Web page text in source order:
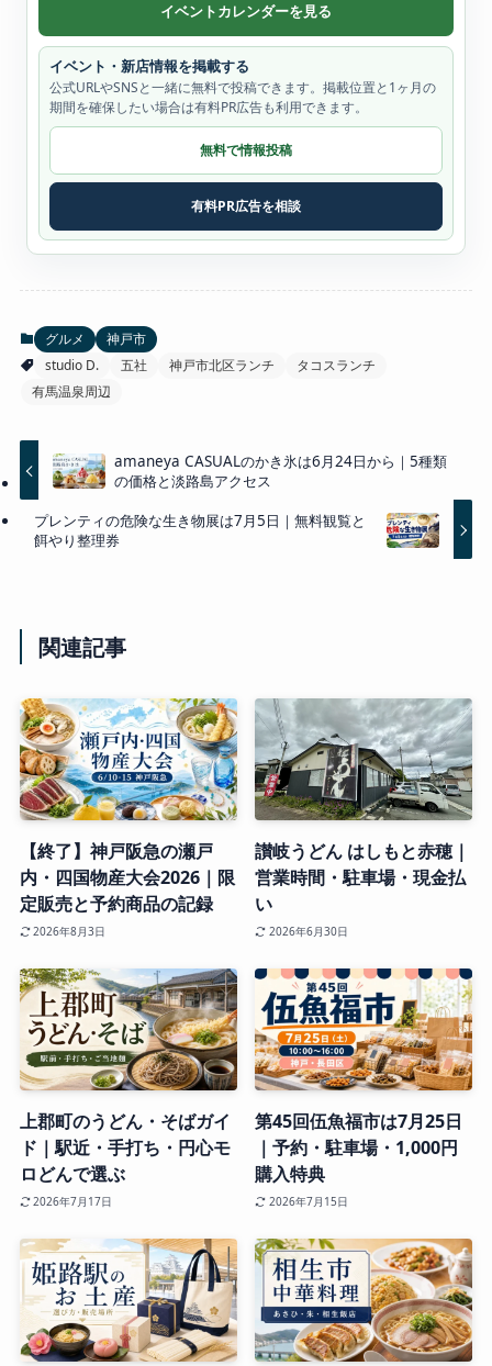
イベントカレンダーを見る
イベント・新店情報を掲載する
公式URLやSNSと一緒に無料で投稿できます。掲載位置と1ヶ月の
期間を確保したい場合は有料PR広告も利用できます。
無料で情報投稿
有料PR広告を相談
グルメ
神戸市
studio D.
五社 神戸市北区ランチ
タコスランチ
有馬温泉周辺
amaneya CASUALのかき氷は6月24日から｜5種類
の価格と淡路島アクセス
プレンティの危険な生き物展は7月5日｜無料観覧と
餌やり整理券
関連記事
【終了】神戸阪急の瀬戸
内・四国物産大会2026｜限
定販売と予約商品の記録
2026年8月3日
讃岐うどん はしもと赤穂｜
営業時間・駐車場・現金払
い
2026年6月30日
上郡町のうどん・そばガイ
ド｜駅近・手打ち・円心モ
ロどんで選ぶ
2026年7月17日
第45回伍魚福市は7月25日
｜予約・駐車場・1,000円
購入特典
2026年7月15日